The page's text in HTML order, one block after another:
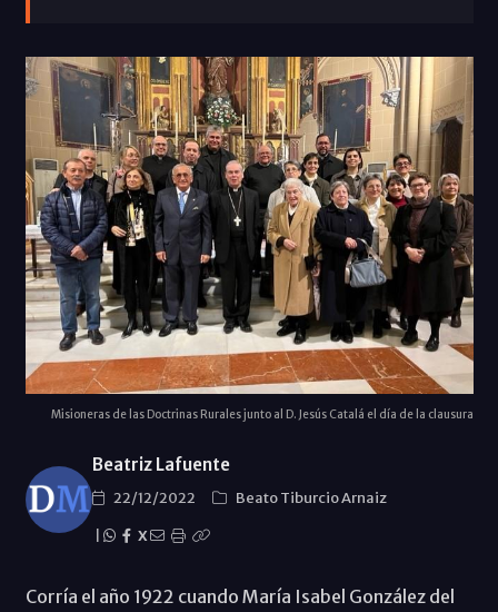
Misioneras de las Doctrinas Rurales junto al D. Jesús Catalá el día de la clausura
Beatriz Lafuente
22/12/2022
Beato Tiburcio Arnaiz
X
Corría el año 1922 cuando María Isabel González del